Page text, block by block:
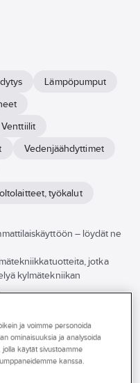
Lämpöpumput
Venttiilit
Vedenjäähdyttimet
työkalut
– löydät ne
jotka
kylmätekniikan
valmistajilta.
tekniset standardit ja
ja voimme personoida
ominaisuuksia ja analysoida
käytät sivustoamme
kanssa.